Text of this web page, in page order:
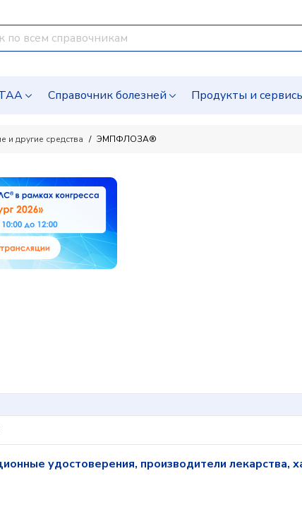
Справочник болезней Продукты и
и другие средства ЭМПФЛОЗА®
удостоверения, производители лекарства,